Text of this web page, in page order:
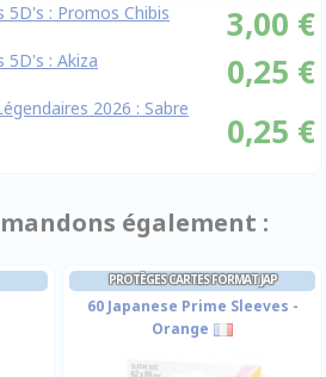
5D's : Promos Chibis 3,00 €
5D's : Akiza 0,25 €
2026 : Sabre
0,25 €
également :
PROTÈGES CARTES FORMAT JAP
60 Japanese Prime Sleeves -
Orange